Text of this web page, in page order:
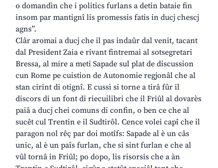
o domandìn che i politics furlans a detin bataie fin
insom par mantignî lis promessis fatis in ducj chescj
agns”.
Clâr aromai a ducj che il pas indaûr dal venit, tacant
dal President Zaia e rivant fintremai al sotsegretari
Bressa, al mire a meti Sapade sul plat de discussion
cun Rome pe cuistion de Autonomie regjonâl che al
stan cirint di otignî. E cussì si torne a tirâ fûr il
discors di un font di riecuilibri che il Friûl al dovarès
paiâ a ducj chei comuns di confin, o ben ce che al
sucêt cul Trentin e il Sudtirôl. Cence volei capî che il
paragon nol rêç par doi motîfs: Sapade al è un câs
unic, al è un paîs furlan, che si sint furlan e che al
vûl tornâ in Friûl; po dopo, lis risorsis che a àn